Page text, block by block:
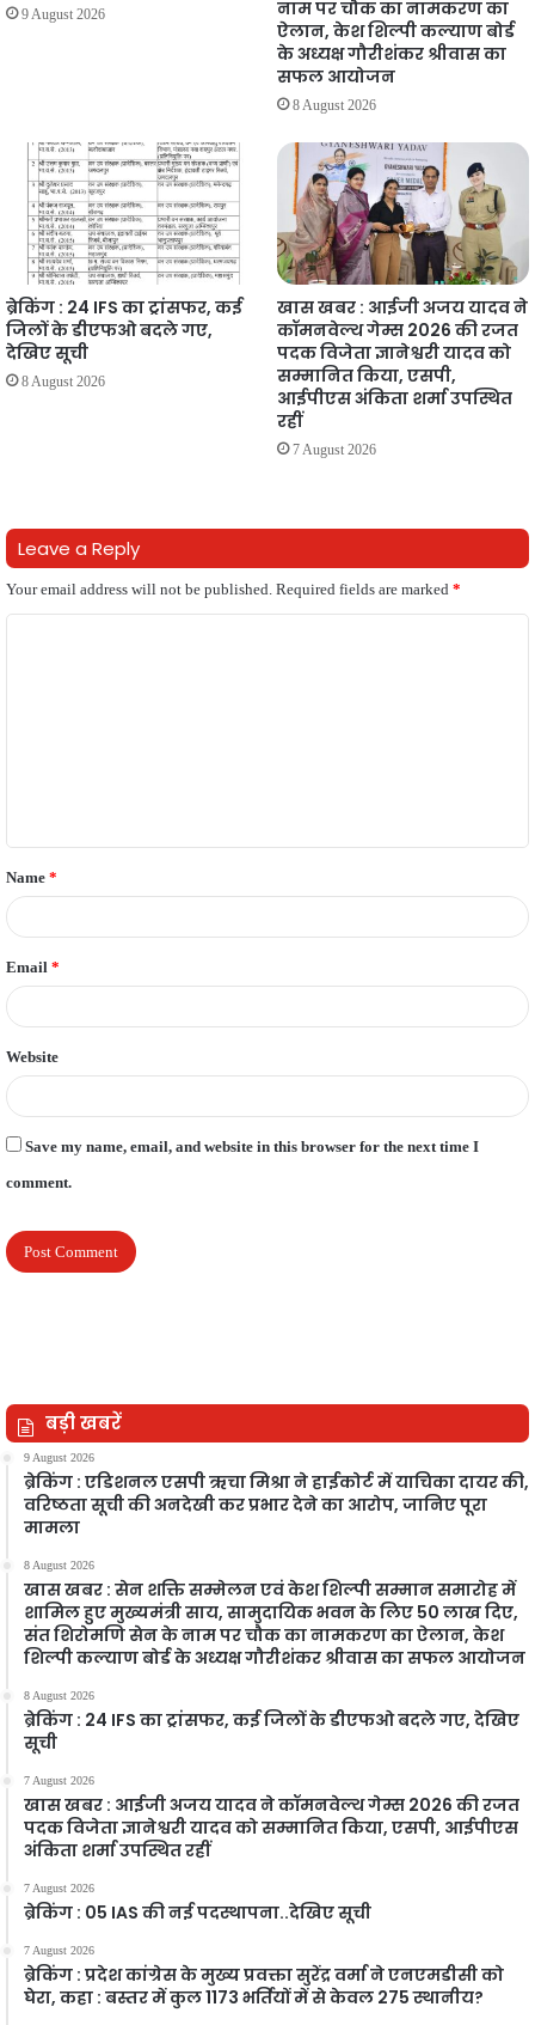
9 August 2026
नाम पर चौक का नामकरण का
ऐलान, केश शिल्पी कल्याण बोर्ड
के अध्यक्ष गौरीशंकर श्रीवास का
सफल आयोजन
8 August 2026
ब्रेकिंग : 24 IFS का ट्रांसफर, कई
जिलों के डीएफओ बदले गए,
देखिए सूची
8 August 2026
खास खबर : आईजी अजय यादव ने
कॉमनवेल्थ गेम्स 2026 की रजत
पदक विजेता ज्ञानेश्वरी यादव को
सम्मानित किया, एसपी,
आईपीएस अंकिता शर्मा उपस्थित
रहीं
7 August 2026
Leave a Reply
Your email address will not be published. Required fields are marked *
t
*
Name *
Email *
Website
Save my name, email, and website in this browser for the next time I
comment.
बड़ी खबरें
9 August 2026
ब्रेकिंग : एडिशनल एसपी ऋचा मिश्रा ने हाईकोर्ट में याचिका दायर की,
वरिष्ठता सूची की अनदेखी कर प्रभार देने का आरोप, जानिए पूरा
मामला
8 August 2026
खास खबर : सेन शक्ति सम्मेलन एवं केश शिल्पी सम्मान समारोह में
शामिल हुए मुख्यमंत्री साय, सामुदायिक भवन के लिए 50 लाख दिए,
संत शिरोमणि सेन के नाम पर चौक का नामकरण का ऐलान, केश
शिल्पी कल्याण बोर्ड के अध्यक्ष गौरीशंकर श्रीवास का सफल आयोजन
8 August 2026
ब्रेकिंग : 24 IFS का ट्रांसफर, कई जिलों के डीएफओ बदले गए, देखिए
सूची
7 August 2026
खास खबर : आईजी अजय यादव ने कॉमनवेल्थ गेम्स 2026 की रजत
पदक विजेता ज्ञानेश्वरी यादव को सम्मानित किया, एसपी, आईपीएस
अंकिता शर्मा उपस्थित रहीं
7 August 2026
ब्रेकिंग : 05 IAS की नई पदस्थापना..देखिए सूची
7 August 2026
ब्रेकिंग : प्रदेश कांग्रेस के मुख्य प्रवक्ता सुरेंद्र वर्मा ने एनएमडीसी को
घेरा, कहा : बस्तर में कुल 1173 भर्तियों में से केवल 275 स्थानीय?